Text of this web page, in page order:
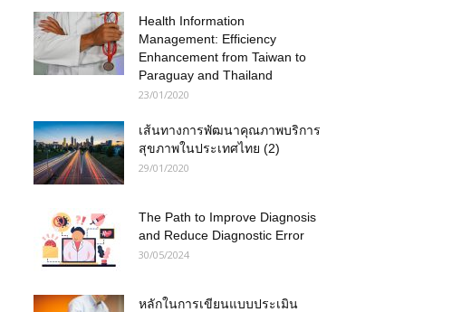
Health Information
Management: Efficiency
Enhancement from Taiwan to
Paraguay and Thailand
23/01/2020
เส้นทางการพัฒนาคุณภาพบริการ
สุขภาพในประเทศไทย (2)
29/01/2020
The Path to Improve Diagnosis
and Reduce Diagnostic Error
30/05/2024
หลักในการเขียนแบบประเมิน